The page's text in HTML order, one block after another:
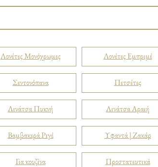
Λονέτες Μονόχρωμες
Σεντονόπανα
Λινάτσα Πυκνή
Βαμβακερά Ριγέ
Για κουζίνα
Λονέτες Εμπριμέ
Πετσέτες
Λινάτσα Αραιή
Υφαντά | Ζακάρ
Προστατευτικά